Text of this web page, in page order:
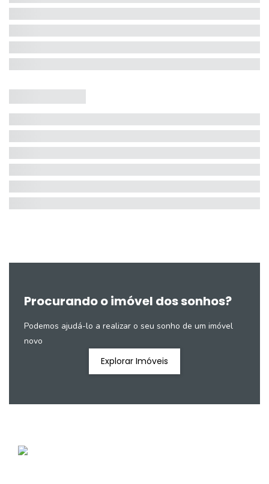
Procurando o imóvel dos sonhos?
Podemos ajudá-lo a realizar o seu sonho de um imóvel
novo
Explorar Imóveis